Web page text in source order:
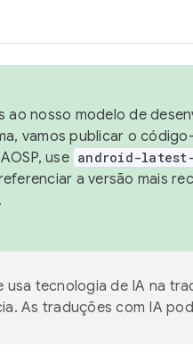
ao nosso modelo de
vamos publicar o
use android-
a versão mais
usa tecnologia de IA na
As traduções com IA